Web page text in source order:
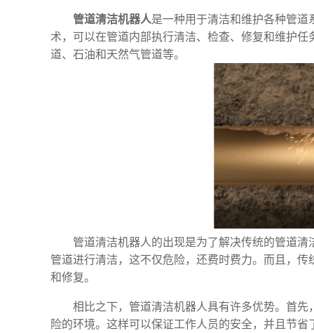
管道清洁机器人是一种用于清洁和维护各种管
术，可以在管道内部执行清洁、检查、修复和维护
道、石油和天然气管道等。
管道清洁机器人的出现是为了解决传统的管道
管道进行清洁，这不仅危险，还费时费力。而且，
和修复。
相比之下，管道清洁机器人具有许多优势。首
险的环境。这样可以保证工作人员的安全，并且节